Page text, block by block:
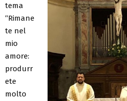
tema
“Rimane
te nel
mio
amore:
produrr
ete
molto